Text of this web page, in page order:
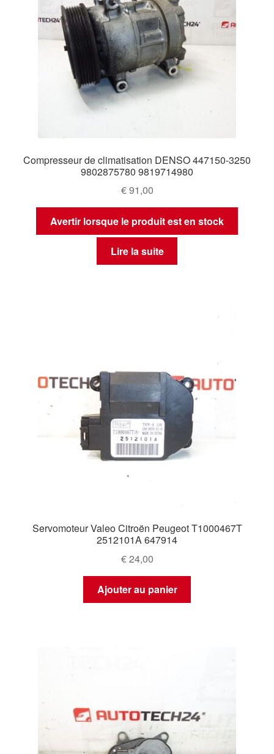
Compresseur de climatisation DENSO 447150-3250
9802875780 9819714980
€91,00
Avertir lorsque le produit est en stock
Lire la suite
Servomoteur Valeo Citroën Peugeot T1000467T
2512101A 647914
€24,00
Ajouter au panier